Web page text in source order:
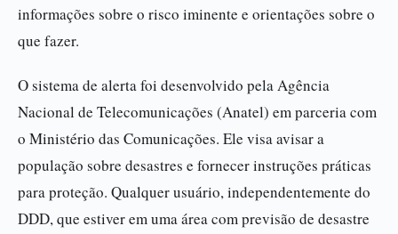
informações sobre o risco iminente e orientações sobre o
que fazer.
O sistema de alerta foi desenvolvido pela Agência
Nacional de Telecomunicações (Anatel) em parceria com
o Ministério das Comunicações. Ele visa avisar a
população sobre desastres e fornecer instruções práticas
para proteção. Qualquer usuário, independentemente do
DDD, que estiver em uma área com previsão de desastre